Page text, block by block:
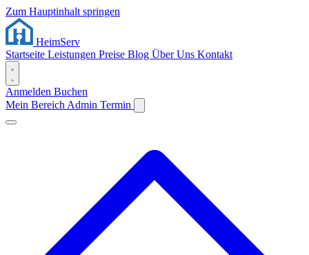
Zum Hauptinhalt springen
HeimServ
Startseite Leistungen Preise Blog Über Uns Kontakt
Anmelden Buchen
Mein Bereich Admin Termin